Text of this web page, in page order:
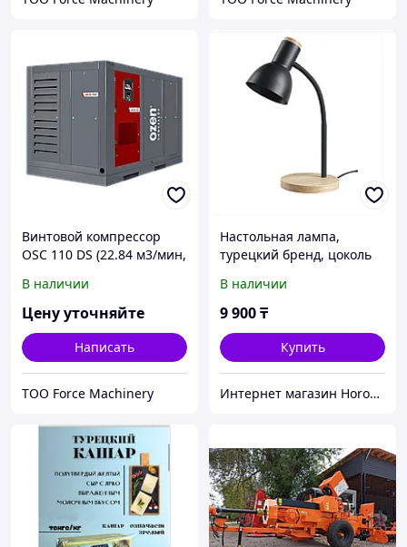
Винтовой компрессор
OSC 110 DS (22.84 м3/мин,
В наличии
Цену уточняйте
Написать
ТОО Force Machinery
Настольная лампа,
турецкий бренд, цоколь
В наличии
9 900₸
Купить
Интернет магазин Horoz Electric